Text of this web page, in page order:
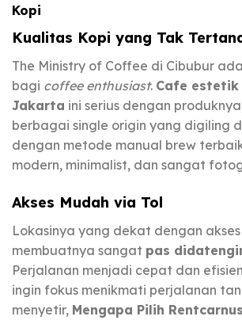
Kopi
Kualitas Kopi yang Tak
The Ministry of Coffee di Cibubur
bagi coffee enthusiast. Cafe
Jakarta ini serius dengan
berbagai single origin yang digiling
dengan metode manual brew
modern, minimalist, dan sangat
Akses Mudah via Tol
Lokasinya yang dekat dengan
membuatnya sangat pas
Perjalanan menjadi cepat dan
ingin fokus menikmati perjalanan
menyetir, Mengapa Pilih